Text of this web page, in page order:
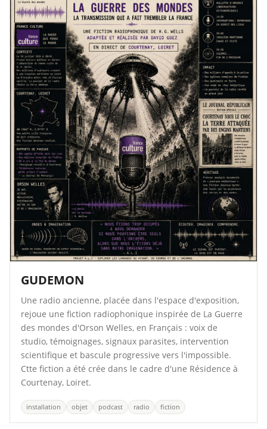
GUDEMON
Une radio ancienne, placée dans l'espace d'exposition,
rejoue une fiction radiophonique inspirée de La Guerre
des mondes d'Orson Welles, en Français : voix de
studio, témoignages, signaux parasites, intervention
scientifique et bascule progressive vers l'impossible.
Ctte fiction a été crée dans le cadre d'une Résidence à
Courtenay, Loiret.
installation objet podcast radio fiction